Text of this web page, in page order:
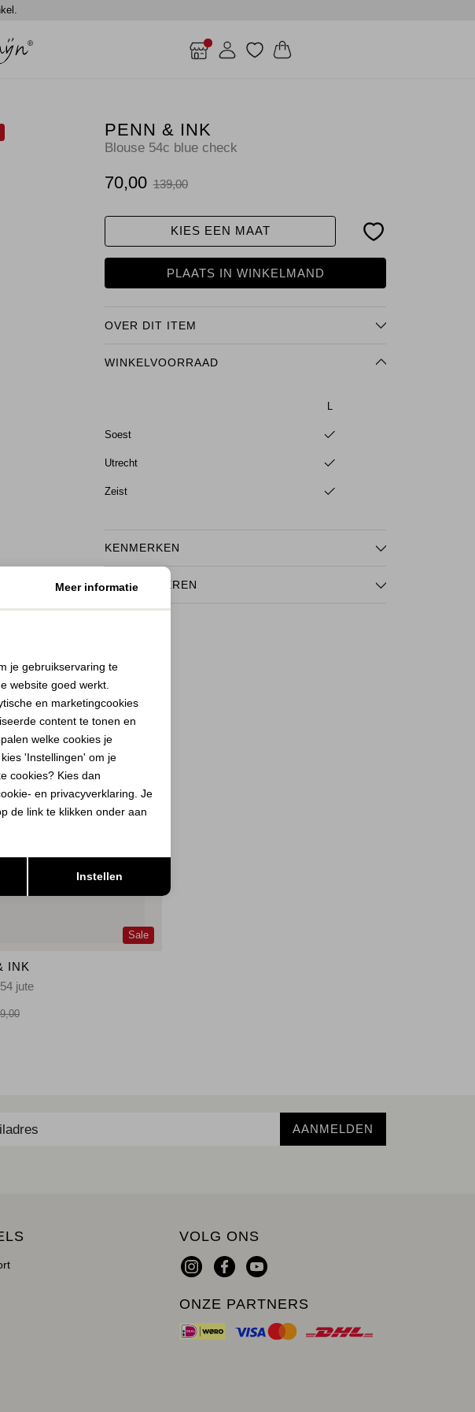
PENN & INK
Blouse 54c blue check
70,00 139,00
KIES EEN MAAT
PLAATS IN WINKELMAND
OVER DIT ITEM
WINKELVOORRAAD
L
Soest
Utrecht
Zeist
KENMERKEN
RETOURNEREN
Sale
INK
jute
AANMELDEN
VOLG ONS
ONZE PARTNERS
cookies
Meer informatie
je gebruikservaring te
website goed werkt.
en marketingcookies
content te tonen en
welke cookies je
'Instellingen' om je
cookies? Kies dan
en privacyverklaring. Je
de link te klikken onder aan
Instellen